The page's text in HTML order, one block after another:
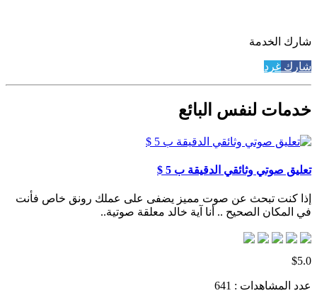
شارك الخدمة
شارك غرد
خدمات لنفس البائع
تعليق صوتي وثائقي الدقيقة ب 5 $
إذا كنت تبحث عن صوت مميز يضفى على عملك رونق خاص فأنت
في المكان الصحيح .. أنا آية خالد معلقة صوتية..
$5.0
عدد المشاهدات : 641